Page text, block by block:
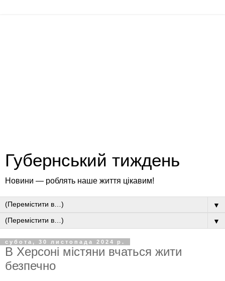
Губернський тиждень
Новини — роблять наше життя цікавим!
▼
▼
субота, 30 листопада 2024 р.
В Херсоні містяни вчаться жити
безпечно